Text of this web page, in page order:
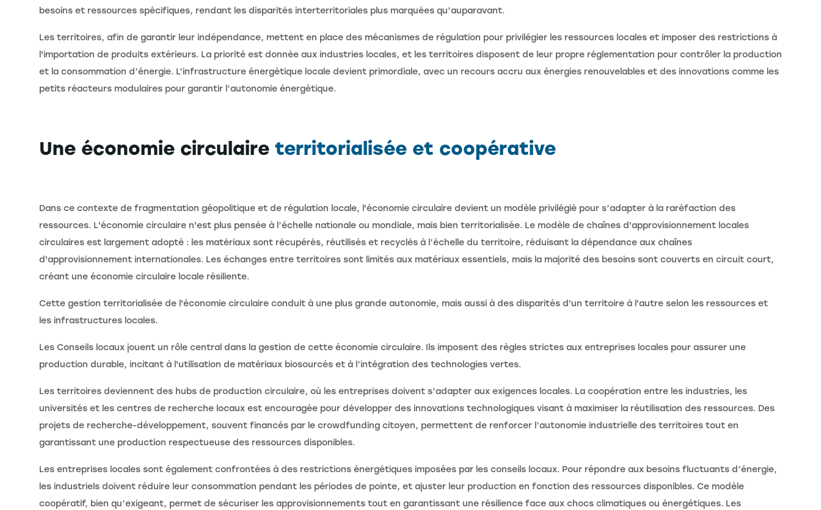
besoins et ressources spécifiques, rendant les disparités interterritoriales plus marquées qu’auparavant.
Les territoires, afin de garantir leur indépendance, mettent en place des mécanismes de régulation pour privilégier les ressources locales et imposer des restrictions à
l'importation de produits extérieurs. La priorité est donnée aux industries locales, et les territoires disposent de leur propre réglementation pour contrôler la production
et la consommation d’énergie. L’infrastructure énergétique locale devient primordiale, avec un recours accru aux énergies renouvelables et des innovations comme les
petits réacteurs modulaires pour garantir l’autonomie énergétique.
Une économie circulaire territorialisée et coopérative
Dans ce contexte de fragmentation géopolitique et de régulation locale, l'économie circulaire devient un modèle privilégié pour s’adapter à la raréfaction des
ressources. L'économie circulaire n'est plus pensée à l’échelle nationale ou mondiale, mais bien territorialisée. Le modèle de chaînes d'approvisionnement locales
circulaires est largement adopté : les matériaux sont récupérés, réutilisés et recyclés à l’échelle du territoire, réduisant la dépendance aux chaînes
d'approvisionnement internationales. Les échanges entre territoires sont limités aux matériaux essentiels, mais la majorité des besoins sont couverts en circuit court,
créant une économie circulaire locale résiliente.
Cette gestion territorialisée de l'économie circulaire conduit à une plus grande autonomie, mais aussi à des disparités d'un territoire à l'autre selon les ressources et
les infrastructures locales.
Les Conseils locaux jouent un rôle central dans la gestion de cette économie circulaire. Ils imposent des règles strictes aux entreprises locales pour assurer une
production durable, incitant à l'utilisation de matériaux biosourcés et à l’intégration des technologies vertes.
Les territoires deviennent des hubs de production circulaire, où les entreprises doivent s’adapter aux exigences locales. La coopération entre les industries, les
universités et les centres de recherche locaux est encouragée pour développer des innovations technologiques visant à maximiser la réutilisation des ressources. Des
projets de recherche-développement, souvent financés par le crowdfunding citoyen, permettent de renforcer l’autonomie industrielle des territoires tout en
garantissant une production respectueuse des ressources disponibles.
Les entreprises locales sont également confrontées à des restrictions énergétiques imposées par les conseils locaux. Pour répondre aux besoins fluctuants d’énergie,
les industriels doivent réduire leur consommation pendant les périodes de pointe, et ajuster leur production en fonction des ressources disponibles. Ce modèle
coopératif, bien qu’exigeant, permet de sécuriser les approvisionnements tout en garantissant une résilience face aux chocs climatiques ou énergétiques. Les